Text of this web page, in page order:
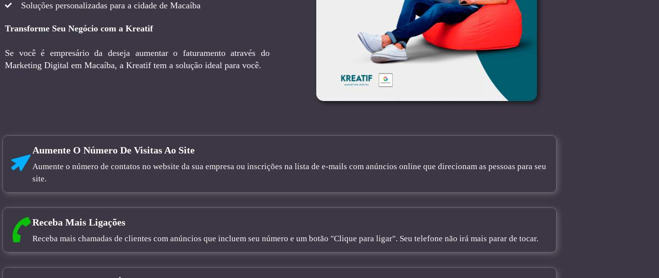
Soluções personalizadas para a cidade de Macaíba
Transforme Seu Negócio com a Kreatif
Se você é empresário da deseja aumentar o faturamento através do
Marketing Digital em Macaíba, a Kreatif tem a solução ideal para você.
Aumente O Número De Visitas Ao Site
Aumente o número de contatos no website da sua empresa ou inscrições na lista de e-mails com anúncios online que direcionam as pessoas para seu
site.
Receba Mais Ligações
Receba mais chamadas de clientes com anúncios que incluem seu número e um botão "Clique para ligar". Seu telefone não irá mais parar de tocar.